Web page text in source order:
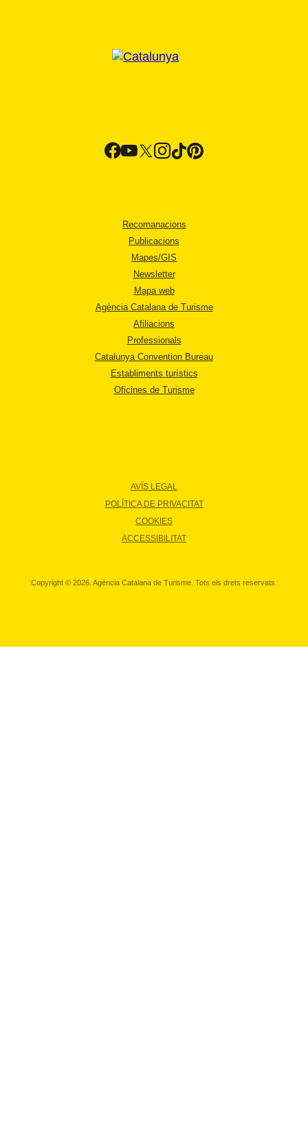
Recomanacions
Publicacions
Mapes/GIS
Newsletter
Mapa web
Agència Catalana de Turisme
Afiliacions
Professionals
Catalunya Convention Bureau
Establiments turístics
Oficines de Turisme
AVÍS LEGAL
POLÍTICA DE PRIVACITAT
COOKIES
ACCESSIBILITAT
Copyright © 2026. Agència Catalana de Turisme. Tots els drets reservats.